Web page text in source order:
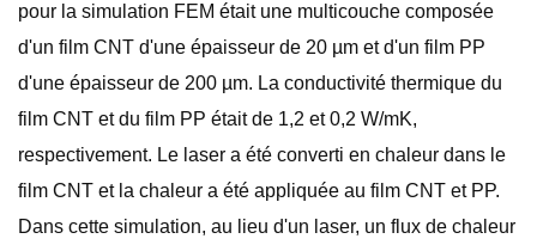
pour la simulation FEM était une multicouche composée
d'un film CNT d'une épaisseur de 20 µm et d'un film PP
d'une épaisseur de 200 µm. La conductivité thermique du
film CNT et du film PP était de 1,2 et 0,2 W/mK,
respectivement. Le laser a été converti en chaleur dans le
film CNT et la chaleur a été appliquée au film CNT et PP.
Dans cette simulation, au lieu d'un laser, un flux de chaleur